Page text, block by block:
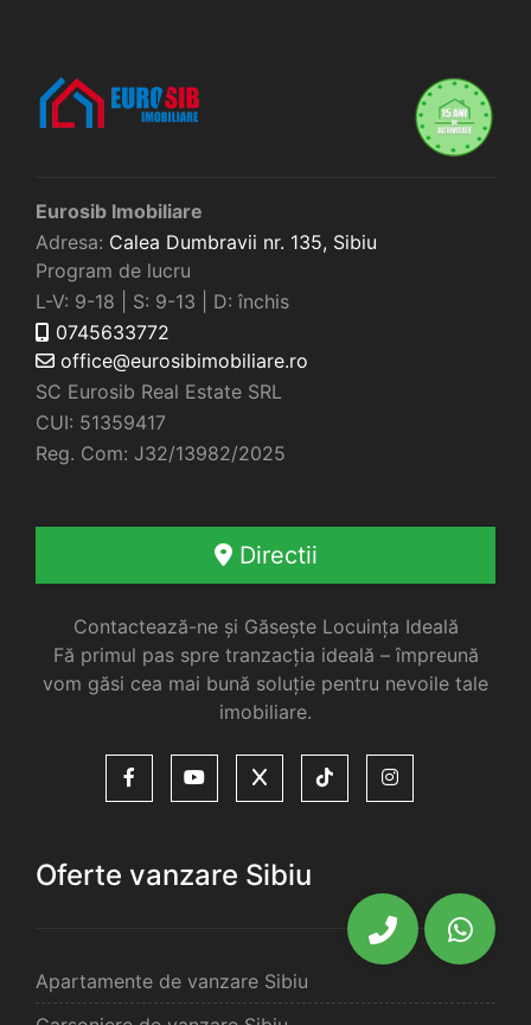
Eurosib Imobiliare
Adresa: Calea Dumbravii nr. 135, Sibiu
Program de lucru
L-V: 9-18 | S: 9-13 | D: închis
0745633772
office@eurosibimobiliare.ro
SC Eurosib Real Estate SRL
CUI: 51359417
Reg. Com: J32/13982/2025
Directii
Contactează-ne și Găsește Locuința Ideală
Fă primul pas spre tranzacția ideală – împreună
vom găsi cea mai bună soluție pentru nevoile tale
imobiliare.
Oferte vanzare Sibiu
Apartamente de vanzare Sibiu